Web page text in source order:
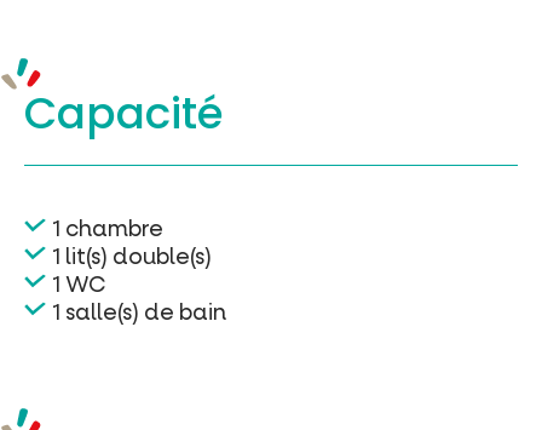
Capacité
1 chambre
1 lit(s) double(s)
1 WC
1 salle(s) de bain